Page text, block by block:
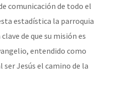
comunicación de todo el
estadística la parroquia
de que su misión es
entendido como
Jesús el camino de la